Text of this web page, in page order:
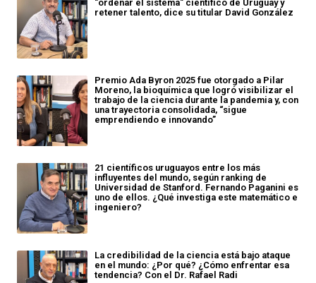
"ordenar el sistema" científico de Uruguay y
retener talento, dice su titular David González
Premio Ada Byron 2025 fue otorgado a Pilar
Moreno, la bioquímica que logró visibilizar el
trabajo de la ciencia durante la pandemia y, con
una trayectoria consolidada, “sigue
emprendiendo e innovando”
21 científicos uruguayos entre los más
influyentes del mundo, según ranking de
Universidad de Stanford. Fernando Paganini es
uno de ellos. ¿Qué investiga este matemático e
ingeniero?
La credibilidad de la ciencia está bajo ataque
en el mundo: ¿Por qué? ¿Cómo enfrentar esa
tendencia? Con el Dr. Rafael Radi